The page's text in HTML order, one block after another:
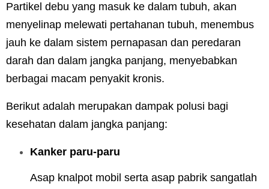
Partikel debu yang masuk ke dalam tubuh, akan
menyelinap melewati pertahanan tubuh, menembus
jauh ke dalam sistem pernapasan dan peredaran
darah dan dalam jangka panjang, menyebabkan
berbagai macam penyakit kronis.
Berikut adalah merupakan dampak polusi bagi
kesehatan dalam jangka panjang:
Kanker paru-paru
Asap knalpot mobil serta asap pabrik sangatlah